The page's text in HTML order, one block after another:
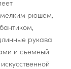
мелким рюшем,
рукава
и съемный